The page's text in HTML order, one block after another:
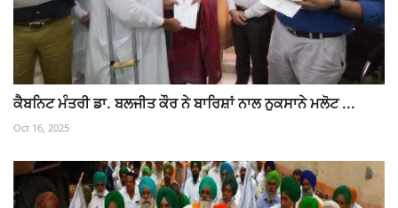
ਕੈਬਨਿਟ ਮੰਤਰੀ ਡਾ. ਬਲਜੀਤ ਕੌਰ ਨੇ ਬਾਰਿਸ਼ਾਂ ਨਾਲ ਨੁਕਸਾਨੇ ਮਲੋਟ ...
Oct 16, 2025